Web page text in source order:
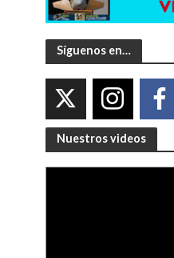
Síguenos en…
Nuestros videos